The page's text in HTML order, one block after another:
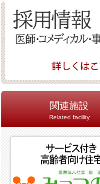
関連施設
Related facility